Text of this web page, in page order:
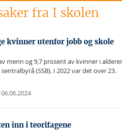
fra I skolen
kvinner utenfor jobb og skole
menn og 9,7 prosent av kvinner i
(SSB). I 2022 var det over 23.
06.06.2024
inn i teorifagene